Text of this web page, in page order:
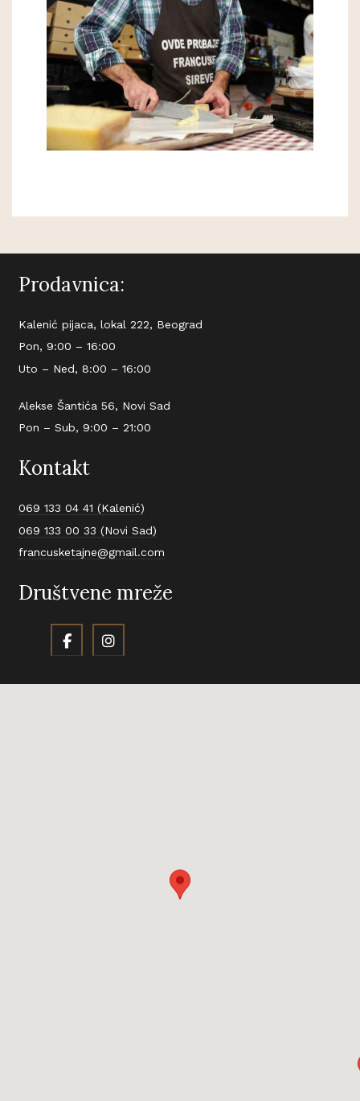
Prodavnica:
Kalenić pijaca, lokal 222, Beograd
Pon, 9:00 – 16:00
Uto – Ned, 8:00 – 16:00
Alekse Šantića 56, Novi Sad
Pon – Sub, 9:00 – 21:00
Kontakt
069 133 04 41 (Kalenić)
069 133 00 33 (Novi Sad)
francusketajne@gmail.com
Društvene mreže